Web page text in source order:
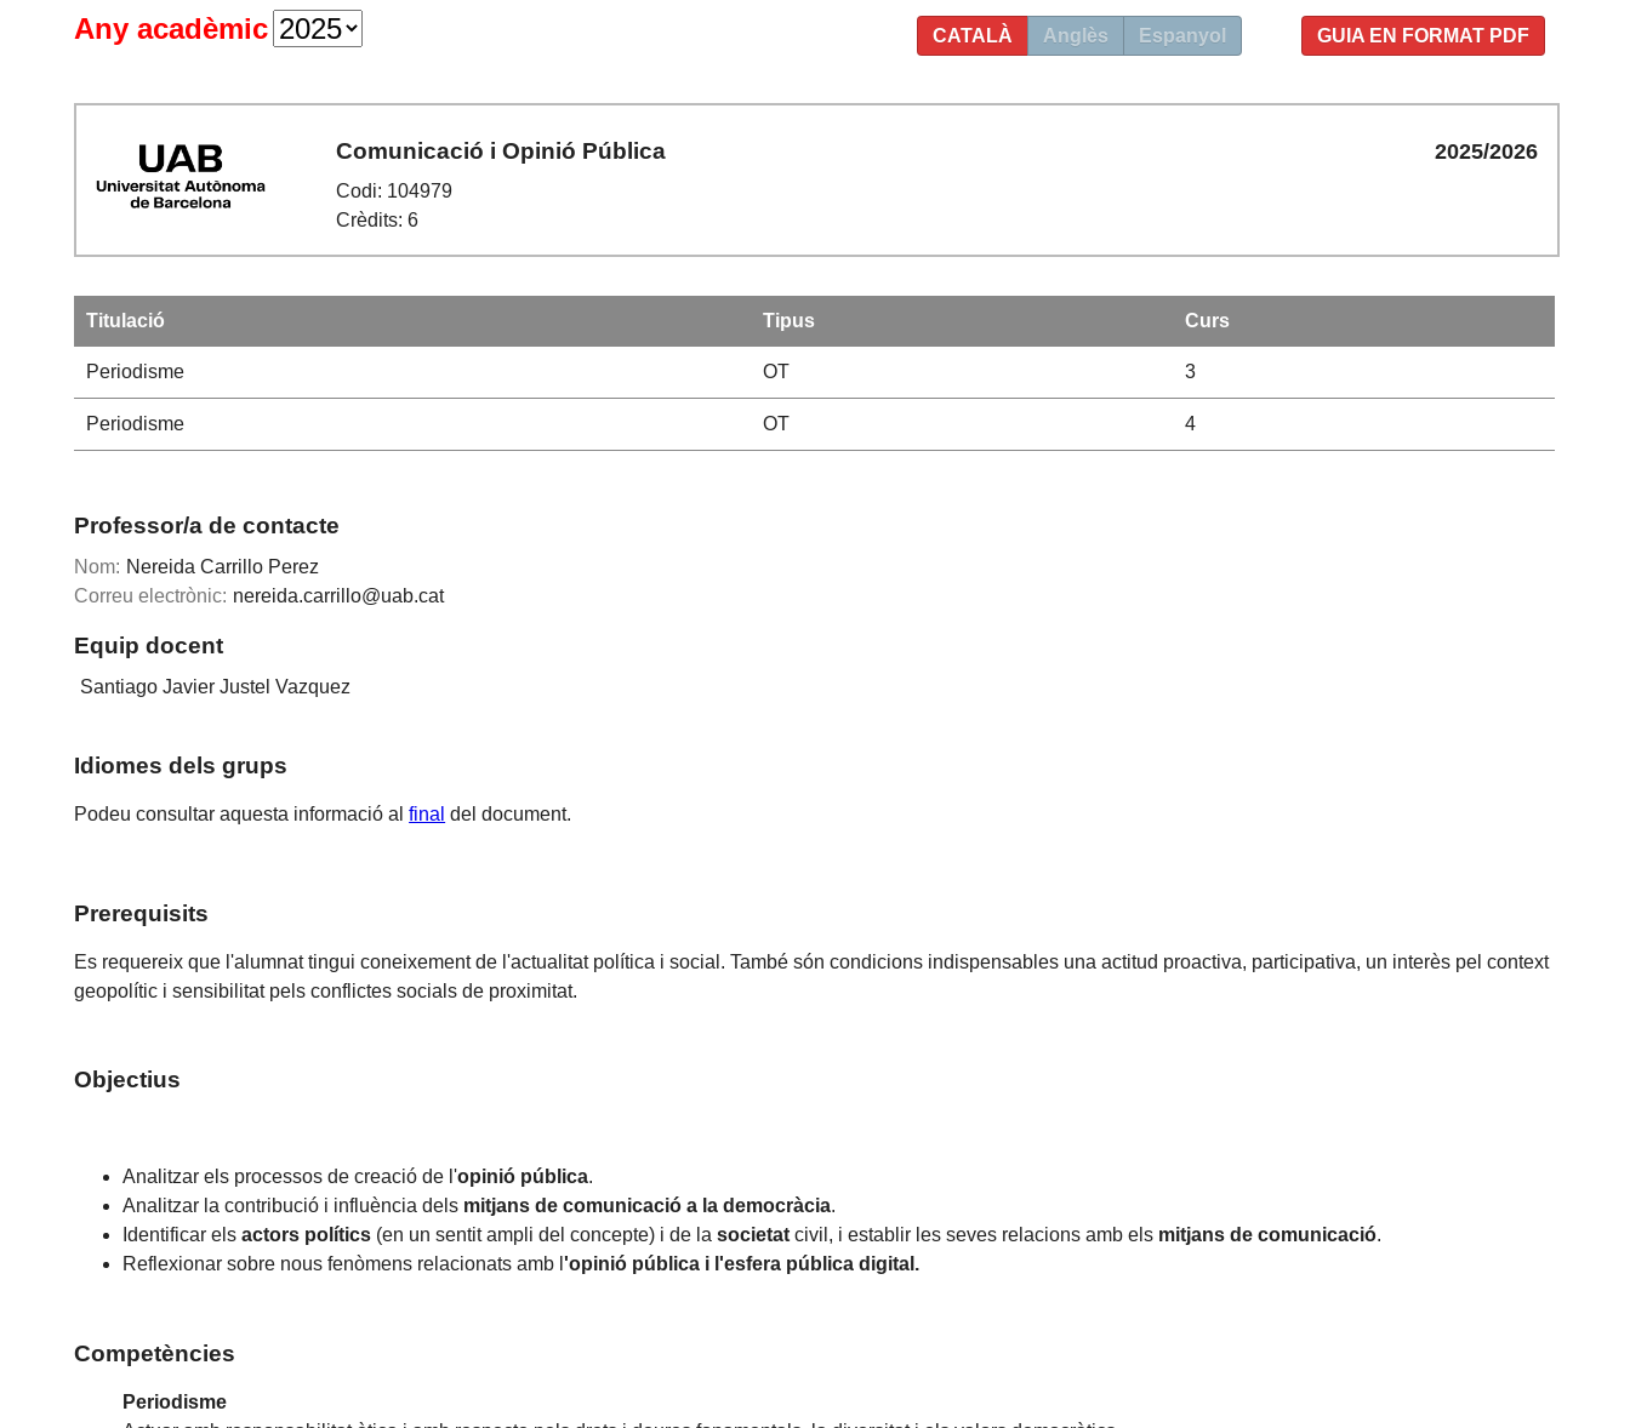
GUIA EN FORMAT PDF
CATALÀ Anglès Espanyol
Any acadèmic
Comunicació i Opinió Pública
Codi: 104979
Crèdits: 6
2025/2026
Titulació Tipus Curs
Periodisme OT 3
Periodisme OT 4
Professor/a de contacte
Nom: Nereida Carrillo Perez
Correu electrònic: nereida.carrillo@uab.cat
Equip docent
Santiago Javier Justel Vazquez
Idiomes dels grups
Podeu consultar aquesta informació alfinal del document.
Prerequisits
Es requereix que l'alumnat tingui coneixement de l'actualitat política i social. També són condicions indispensables una actitud proactiva, participativa, un interès pel context
geopolític i sensibilitat pels conflictes socials de proximitat.
Objectius
Analitzar els processos de creació de l'opinió pública.
Analitzar la contribució i influència dels mitjans de comunicació a la democràcia.
Identificar elsactors polítics (en un sentit ampli del concepte) i de lasocietat civil, i establir les seves relacions amb els mitjans de comunicació.
Reflexionar sobre nous fenòmens relacionats amb l'opinió pública i l'esfera pública digital.
Competències
Periodisme